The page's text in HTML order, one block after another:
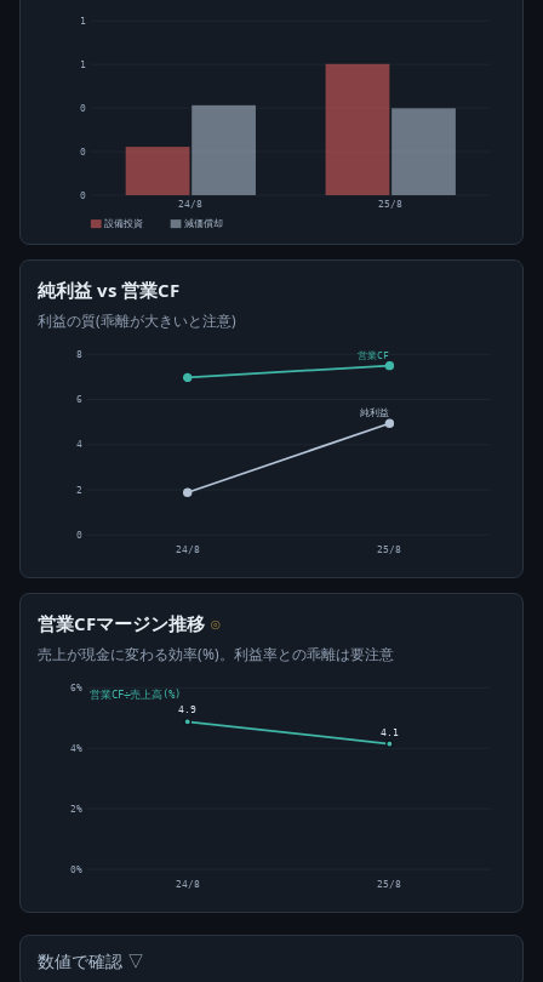
0
0
0
1
1
24/8
25/8
設備投資
減価償却
純利益 vs 営業CF
利益の質(乖離が大きいと注意)
0
2
4
6
8 営業CF
純利益
24/8 25/8
営業CFマージン推移 ⊙
売上が現金に変わる効率(%)。利益率との乖離は要注意
0%
2%
4%
6%
4.9
24/8
4.1
25/8
営業CF÷売上高(%)
数値で確認 ▽